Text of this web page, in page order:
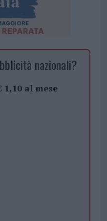
nazionali?
1,10 al mese